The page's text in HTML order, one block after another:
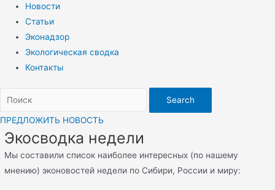
Новости
Статьи
Эконадзор
Экологическая сводка
Контакты
Search
ПРЕДЛОЖИТЬ НОВОСТЬ
Экосводка недели
Мы составили список наиболее интересных (по нашему
мнению) эконовостей недели по Сибири, России и миру: